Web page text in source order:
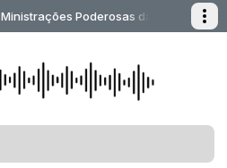
Ministrações Poderosas das 00:00 às